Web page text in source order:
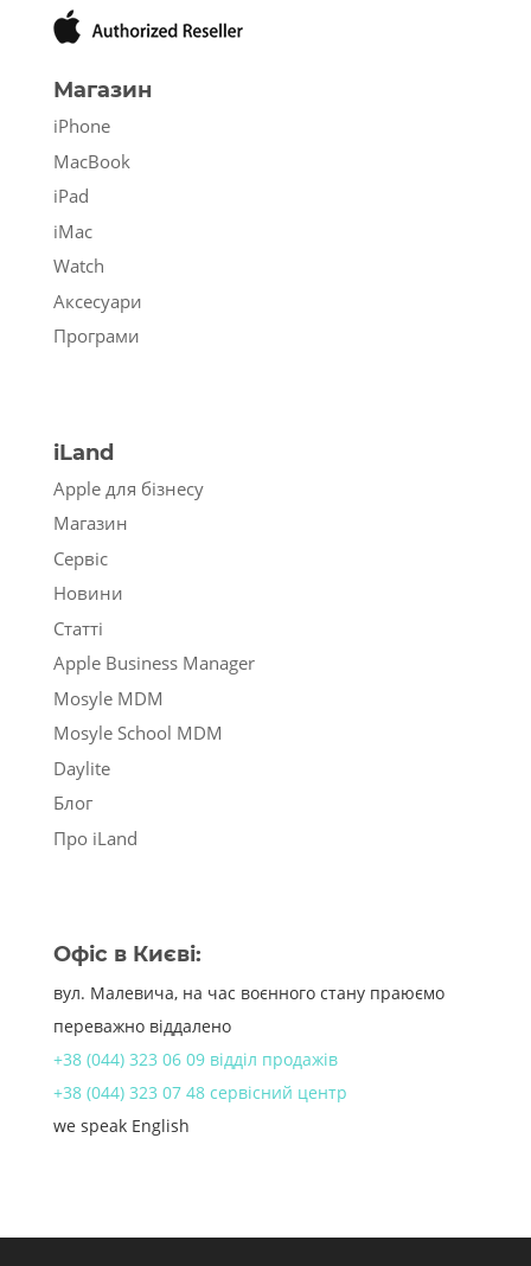
Магазин
iPhone
MacBook
iPad
iMac
Watch
Аксесуари
Програми
iLand
Apple для бізнесу
Магазин
Сервіс
Новини
Статті
Apple Business Manager
Mosyle MDM
Mosyle School MDM
Daylite
Блог
Про iLand
Офіс в Києві:
вул. Малевича, на час воєнного стану праюємо
переважно віддалено
+38 (044) 323 06 09 відділ продажів
+38 (044) 323 07 48 сервісний центр
we speak English